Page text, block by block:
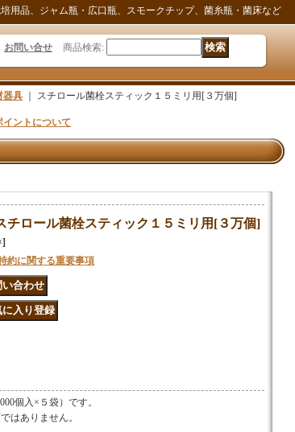
品、ジャム瓶・広口瓶、スモークチップ、菌糸瓶・菌床など
お問い合せ 商品検索:
器具 スチロール菌栓スティック１５ミリ用[３万個]
イントについて
チロール菌栓スティック１５ミリ用[３万個]
約に関する重要事項
個入×５袋）です。
はありません。